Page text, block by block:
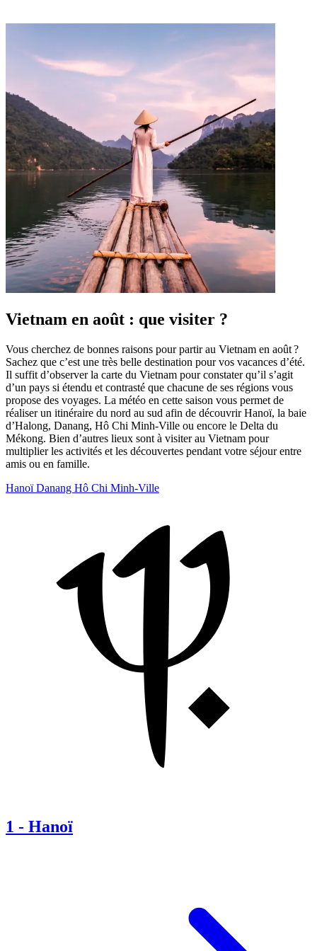
Vietnam en août : que visiter ?
Vous cherchez de bonnes raisons pour partir au Vietnam en août ?
Sachez que c’est une très belle destination pour vos vacances d’été.
Il suffit d’observer la carte du Vietnam pour constater qu’il s’agit
d’un pays si étendu et contrasté que chacune de ses régions vous
propose des voyages. La météo en cette saison vous permet de
réaliser un itinéraire du nord au sud afin de découvrir Hanoï, la baie
d’Halong, Danang, Hô Chi Minh-Ville ou encore le Delta du
Mékong. Bien d’autres lieux sont à visiter au Vietnam pour
multiplier les activités et les découvertes pendant votre séjour entre
amis ou en famille.
HanoïDanang Hô Chi Minh-Ville
1 - Hanoï